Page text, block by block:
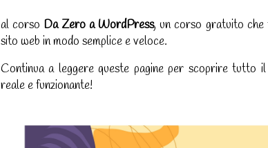
al corso Da Zero a WordPress, un corso gratuito
sito web in modo semplice e veloce.
Continua a leggere queste pagine per scoprire tutto
reale e funzionante!